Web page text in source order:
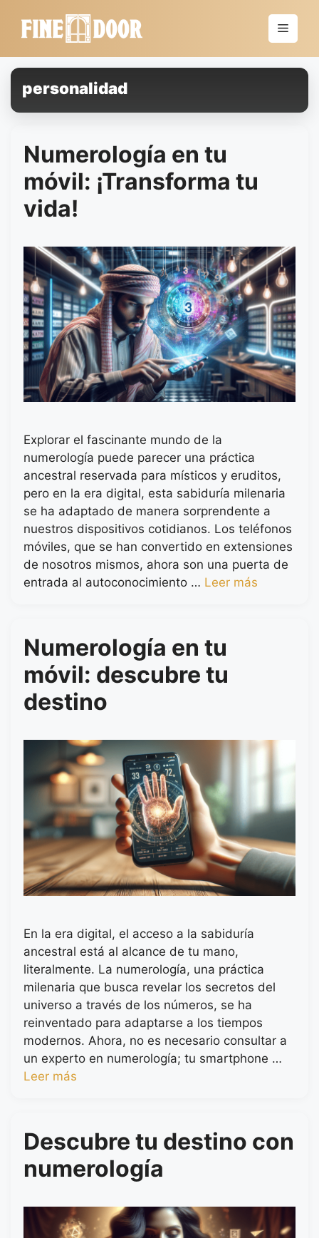
Menú
personalidad
Numerología en tu
móvil: ¡Transforma tu
vida!
Explorar el fascinante mundo de la
numerología puede parecer una práctica
ancestral reservada para místicos y eruditos,
pero en la era digital, esta sabiduría milenaria
se ha adaptado de manera sorprendente a
nuestros dispositivos cotidianos. Los teléfonos
móviles, que se han convertido en extensiones
de nosotros mismos, ahora son una puerta de
entrada al autoconocimiento … Leer más
Numerología en tu
móvil: descubre tu
destino
En la era digital, el acceso a la sabiduría
ancestral está al alcance de tu mano,
literalmente. La numerología, una práctica
milenaria que busca revelar los secretos del
universo a través de los números, se ha
reinventado para adaptarse a los tiempos
modernos. Ahora, no es necesario consultar a
un experto en numerología; tu smartphone …
Leer más
Descubre tu destino con
numerología